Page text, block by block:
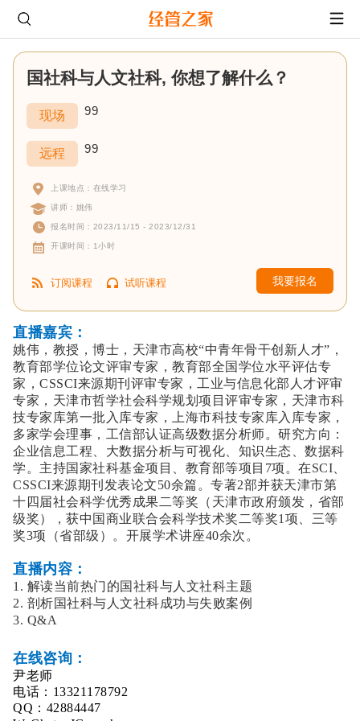
国社科与人文社科, 你想了解什么？
现场 99
远程 99
上课地点：在线学习
讲师：姚伟
报名时间：2023/11/15 - 2023/12/31
开课时间：1小时
订阅课程 试听课程 我要报名
直播嘉宾：
姚伟，教授，博士，天津市高校“中青年骨干创新人才”，
教育部学位论文评审专家，教育部全国学位水平评估专
家，CSSCI来源期刊评审专家，工业与信息化部人才评审
专家，天津市哲学社会科学规划项目评审专家，天津市科
技专家库第一批入库专家，上海市科技专家库入库专家，
多家学会理事，工信部认证高级数据分析师。研究方向：
企业信息工程、大数据分析与可视化、知识生态、数据科
学。主持国家社科基金项目、教育部等项目7项。在SCI、
CSSCI来源期刊发表论文50余篇。专著2部并获天津市第
十四届社会科学优秀成果二等奖（天津市政府颁发，省部
级奖），获中国商业联合会科学技术奖二等奖1项、三等
奖3项（省部级）。开展学术讲座40余次。
直播内容：
1. 解读当前热门的国社科与人文社科主题
2. 剖析国社科与人文社科成功与失败案例
3. Q&A
在线咨询：
尹老师
电话：13321178792
QQ：42884447